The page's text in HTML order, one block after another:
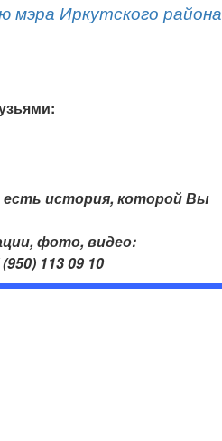
мэра Иркутского района
история, которой Вы
фото, видео:
113 09 10